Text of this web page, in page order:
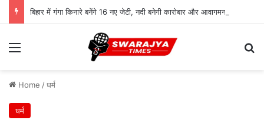
Menu
Home /धर्म
धर्म